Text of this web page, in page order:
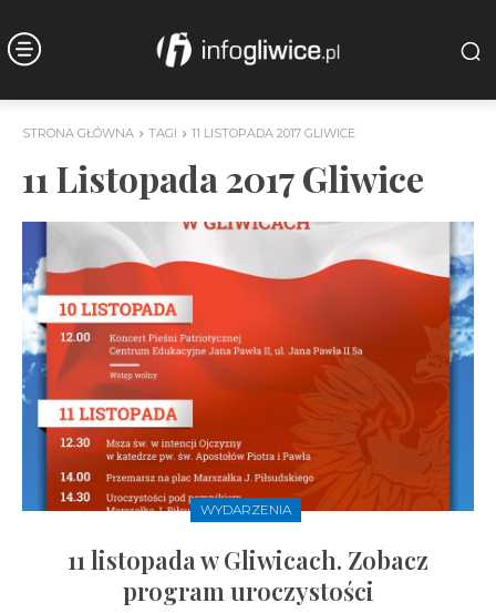
STRONA GŁÓWNA TAGI 11 LISTOPADA 2017 GLIWICE
11 Listopada 2017 Gliwice
WYDARZENIA
11 listopada w Gliwicach. Zobacz
program uroczystości